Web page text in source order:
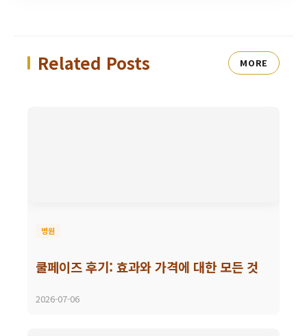
Related Posts MORE
병원
쿨페이즈 후기: 효과와 가격에 대한 모든 것
2026-07-06